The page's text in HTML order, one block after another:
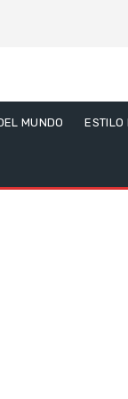
MUNDO ESTILO